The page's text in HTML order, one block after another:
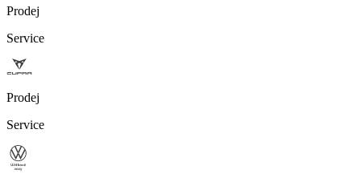
Prodej
Service
Prodej
Service